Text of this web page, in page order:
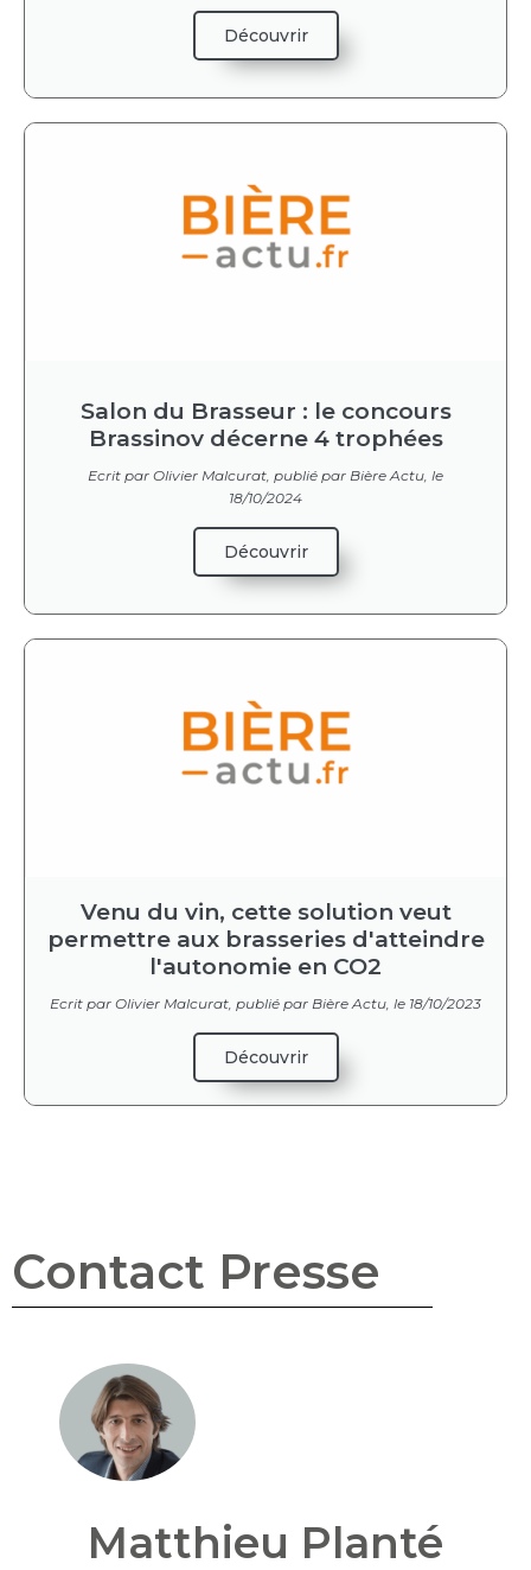
Découvrir
Salon du Brasseur : le concours
Brassinov décerne 4 trophées
Ecrit par Olivier Malcurat, publié par Bière Actu, le
18/10/2024
Découvrir
Venu du vin, cette solution veut
permettre aux brasseries d'atteindre
l'autonomie en CO2​
Ecrit par Olivier Malcurat, publié par Bière Actu, le 18/10/2023
Découvrir
Contact Presse
Matthieu Planté